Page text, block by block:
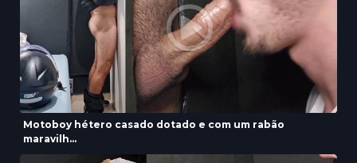
Motoboy hétero casado dotado e com um rabão
maravilh...